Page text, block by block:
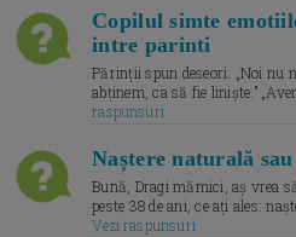
Copilul simte
intre parinti
Părinții spun deseori: „Noi nu
abținem, ca să fie liniște.”
raspunsuri
Naștere naturală
Bună, Dragi mămici, aș vrea
peste 38 de ani, ce ați ales:
Vezi raspunsuri